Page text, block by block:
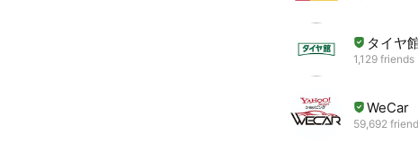
タイヤ
1,129 friends
WeCar
59,692